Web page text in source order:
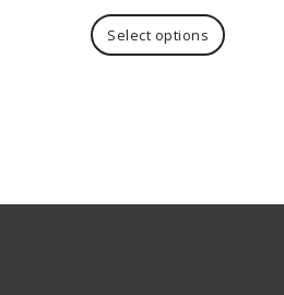
Select options
na